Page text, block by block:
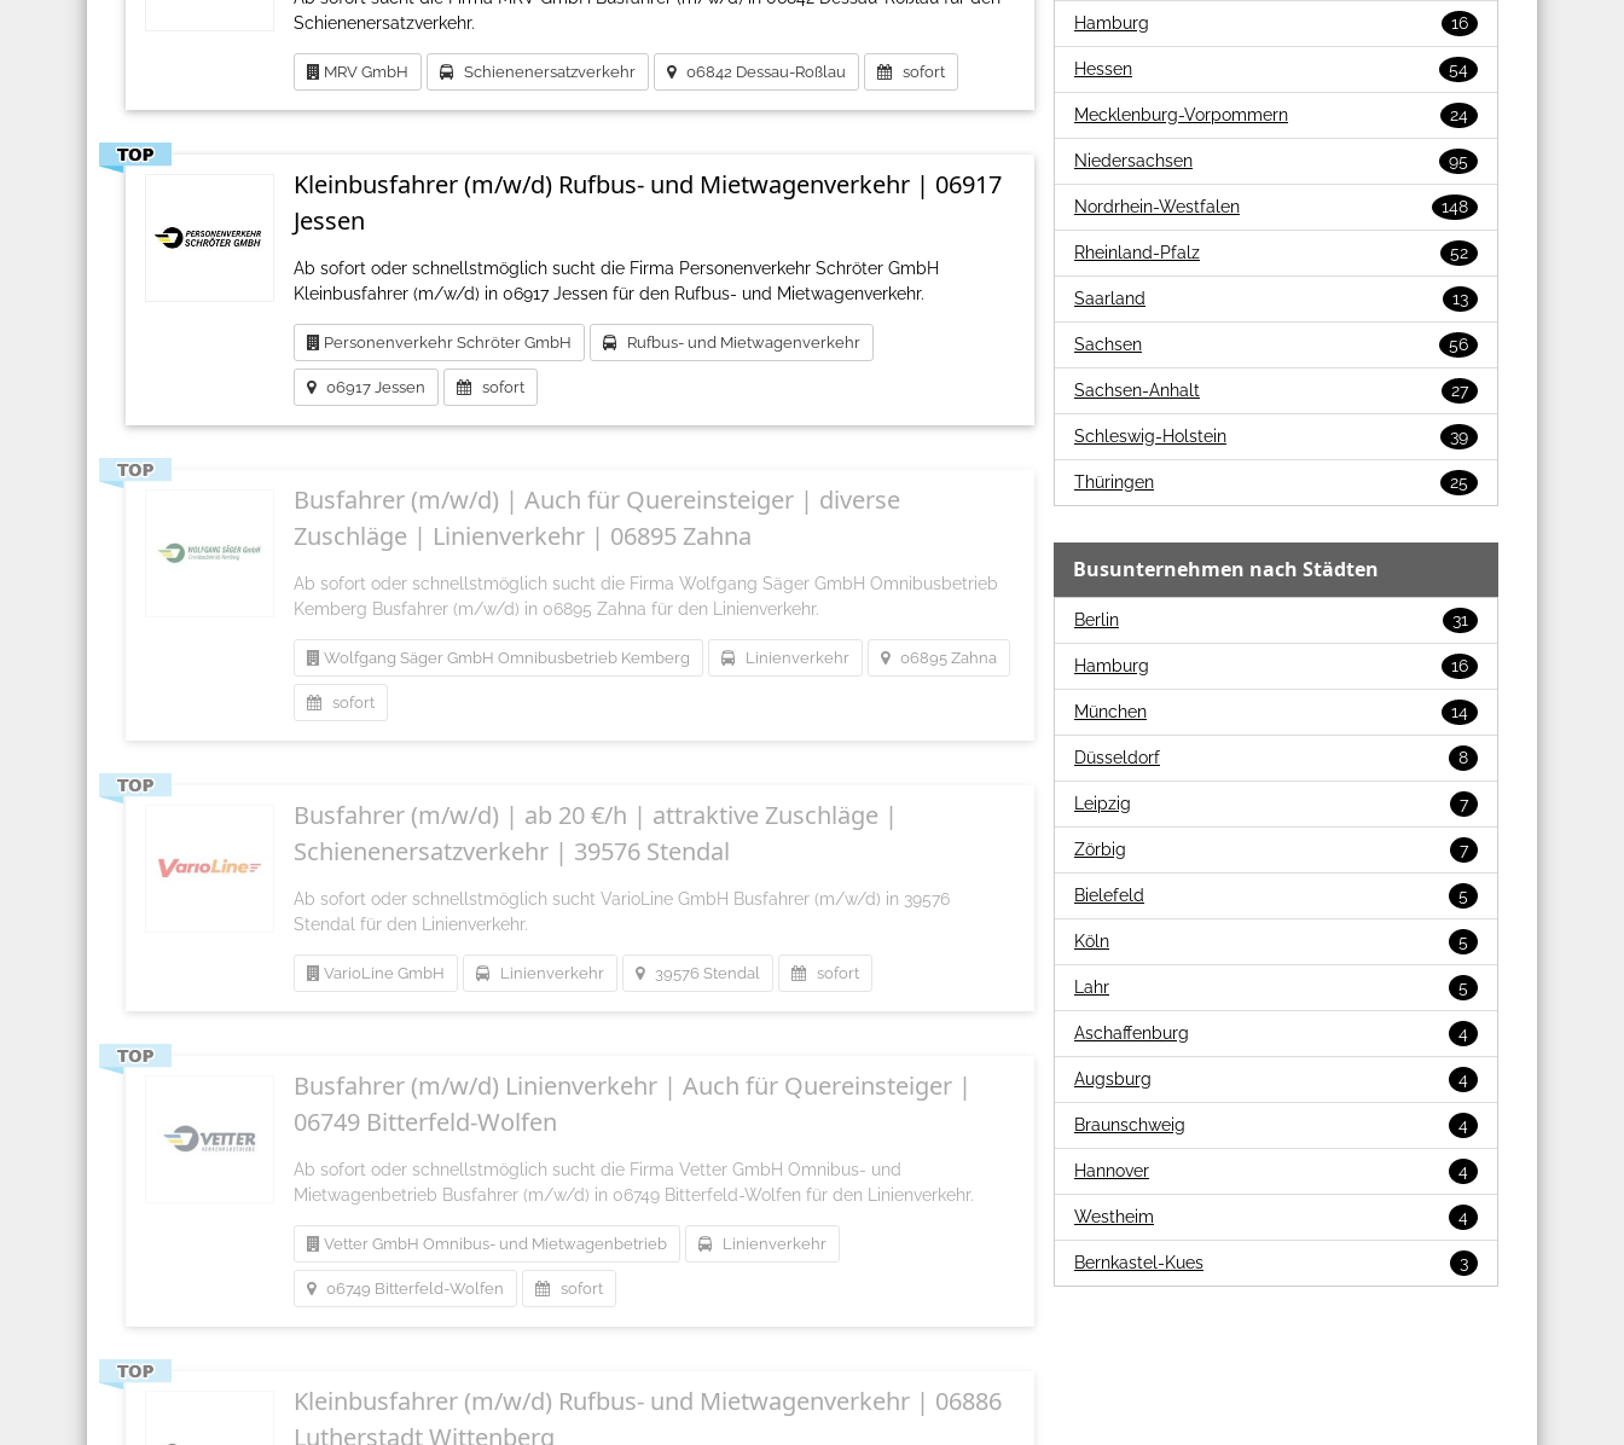
Schienenersatzverkehr.
MRV GmbH Schienenersatzverkehr 06842 Dessau-Roßlau sofort
Kleinbusfahrer (m/w/d) Rufbus- und Mietwagenverkehr | 06917
Jessen
Ab sofort oder schnellstmöglich sucht die Firma Personenverkehr Schröter GmbH
Kleinbusfahrer (m/w/d) in 06917 Jessen für den Rufbus- und Mietwagenverkehr.
Personenverkehr Schröter GmbH Rufbus- und Mietwagenverkehr
06917 Jessen sofort
Busfahrer (m/w/d) | Auch für Quereinsteiger | diverse
Zuschläge | Linienverkehr | 06895 Zahna
Ab sofort oder schnellstmöglich sucht die Firma Wolfgang Säger GmbH Omnibusbetrieb
Kemberg Busfahrer (m/w/d) in 06895 Zahna für den Linienverkehr.
Wolfgang Säger GmbH Omnibusbetrieb Kemberg Linienverkehr 06895 Zahna
sofort
Busfahrer (m/w/d) | ab 20 €/h | attraktive Zuschläge |
Schienenersatzverkehr | 39576 Stendal
Ab sofort oder schnellstmöglich sucht VarioLine GmbH Busfahrer (m/w/d) in 39576
Stendal für den Linienverkehr.
VarioLine GmbH Linienverkehr 39576 Stendal sofort
Busfahrer (m/w/d) Linienverkehr | Auch für Quereinsteiger |
06749 Bitterfeld-Wolfen
Ab sofort oder schnellstmöglich sucht die Firma Vetter GmbH Omnibus- und
Mietwagenbetrieb Busfahrer (m/w/d) in 06749 Bitterfeld-Wolfen für den Linienverkehr.
Vetter GmbH Omnibus- und Mietwagenbetrieb Linienverkehr
06749 Bitterfeld-Wolfen sofort
Kleinbusfahrer (m/w/d) Rufbus- und Mietwagenverkehr | 06886
Lutherstadt Wittenberg
Hamburg 16
Hessen 54
Mecklenburg-Vorpommern 24
Niedersachsen 95
Nordrhein-Westfalen 148
Rheinland-Pfalz 52
Saarland 13
Sachsen 56
Sachsen-Anhalt 27
Schleswig-Holstein 39
Thüringen 25
Busunternehmen nach Städten
Berlin 31
Hamburg 16
München 14
Düsseldorf 8
Leipzig 7
Zörbig 7
Bielefeld 5
Köln 5
Lahr 5
Aschaffenburg 4
Augsburg 4
Braunschweig 4
Hannover 4
Westheim 4
Bernkastel-Kues 3